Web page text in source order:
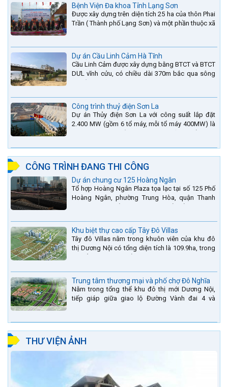
Bệnh Viện Đa khoa Tỉnh Lạng Sơn
Được xây dựng trên diện tích 25 ha của thôn Phai
Trần ( Thành phố Lạng Sơn) và một phần thuộc xã
Dự án Cầu Linh Cảm Hà Tĩnh
Cầu Linh Cảm được xây dựng bằng BTCT và BTCT
DƯL vĩnh cửu, có chiều dài 370m bắc qua sông
Công trình thuỷ điện Sơn La
Dự án Thủy điện Sơn La với công suất lắp đặt
2.400 MW (gồm 6 tổ máy, mỗi tổ máy 400MW) là
CÔNG TRÌNH ĐANG THI CÔNG
Dự án chung cư 125 Hoàng Ngân
Tổ hợp Hoàng Ngân Plaza tọa lạc tại số 125 Phố
Hoàng Ngân, phường Trung Hòa, quận Thanh
Khu biệt thự cao cấp Tây Đô Villas
Tây đô Villas nằm trong khuôn viên của khu đô
thị Dương Nội có tổng diện tích là 109.9ha, trong
Trung tâm thương mại và phố chợ Đô Nghĩa
Nằm trong tổng thể khu đô thị mới Dương Nội,
tiếp giáp giữa giao lộ Đường Vành đai 4 và
THƯ VIỆN ẢNH